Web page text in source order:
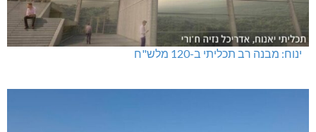
ינוח: מבנה רב תכליתי ב-120 מלש"ח